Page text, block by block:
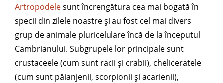
Artropodelesunt încrengătura cea mai bogată în
specii din zilele noastre și au fost cel mai divers
grup de animale pluricelulare încă de la începutul
Cambrianului. Subgrupele lor principale sunt
crustaceele (cum sunt racii și crabii), cheliceratele
(cum sunt păianjenii, scorpionii și acarienii),